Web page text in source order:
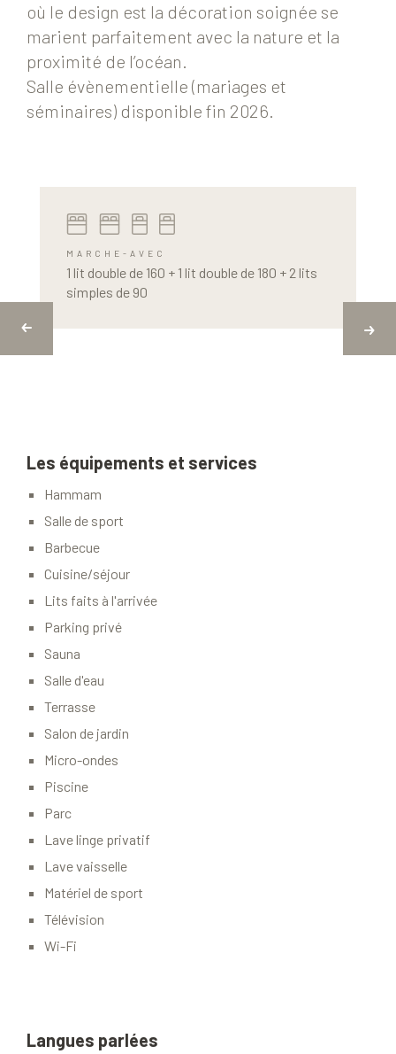
où le design est la décoration soignée se
marient parfaitement avec la nature et la
proximité de l’océan.
Salle évènementielle (mariages et
séminaires) disponible fin 2026.
MARCHE-AVEC
1 lit double de 160 + 1 lit double de 180 + 2 lits
simples de 90
Les équipements et services
Hammam
Salle de sport
Barbecue
Cuisine/séjour
Lits faits à l'arrivée
Parking privé
Sauna
Salle d'eau
Terrasse
Salon de jardin
Micro-ondes
Piscine
Parc
Lave linge privatif
Lave vaisselle
Matériel de sport
Télévision
Wi-Fi
Langues parlées